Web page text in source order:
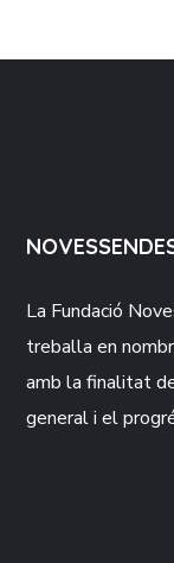
La Fundació
treballa en
amb la finalitat
general i el